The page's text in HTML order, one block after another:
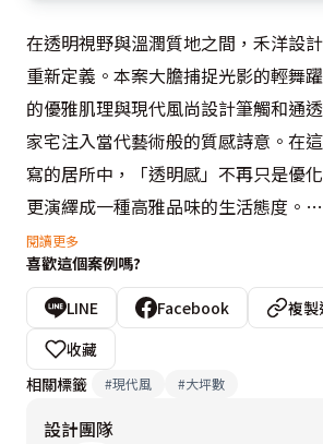
在透明視野與溫潤質地之間，禾洋設
重新定義。本案大膽捕捉光影的輕舞
的優雅肌理與現代風尚設計筆觸和通
家宅注入當代藝術般的質感詩意。在
寫的居所中，「透明感」不再只是優
更演繹成一種高雅品味的生活態度。
空間基調摒棄了繁複沉重的色彩，轉而
為視覺鋪墊，伴隨奢華大理石的天然
整體公領域注入高雅、純淨且明亮的氣
石、鍍鈦金屬與輕透玻璃，在石材的溫
閱讀更多
喜歡這個案例嗎?
LINE Facebook 複製
收藏
相關標籤
#現代風 #大坪數
設計團隊